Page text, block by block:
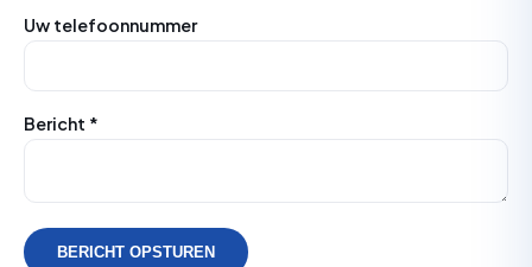
Uw telefoonnummer
Bericht *
BERICHT OPSTUREN